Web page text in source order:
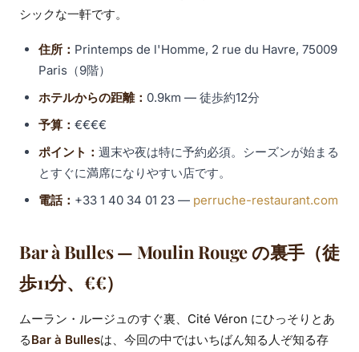
シックな一軒です。
住所： Printemps de l'Homme, 2 rue du Havre, 75009
Paris（9階）
ホテルからの距離： 0.9km — 徒歩約12分
予算： €€€€
ポイント： 週末や夜は特に予約必須。シーズンが始まる
とすぐに満席になりやすい店です。
電話： +33 1 40 34 01 23 — perruche-restaurant.com
Bar à Bulles — Moulin Rouge の裏手（徒
歩11分、€€）
ムーラン・ルージュのすぐ裏、Cité Véron にひっそりとあ
るBar à Bullesは、今回の中ではいちばん知る人ぞ知る存